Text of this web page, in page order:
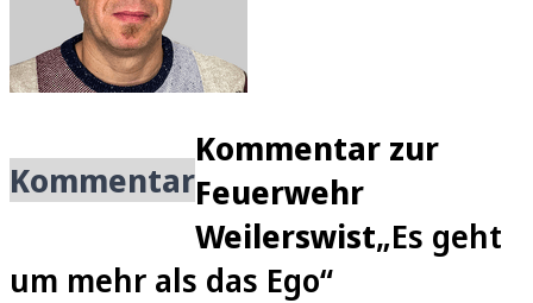
Kommentar
Kommentar zur
Feuerwehr
Weilerswist„Es geht
um mehr als das Ego“